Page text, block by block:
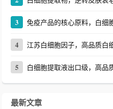
3 免疫产品的核心原料，白细
4 江苏白细胞因子，高品质白
5 白细胞提取液出口级，高品
最新文章